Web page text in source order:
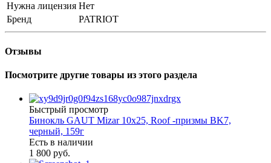
Нужна лицензия Нет
Бренд
PATRIOT
Отзывы
Посмотрите другие товары из этого раздела
Быстрый просмотр
Бинокль GAUT Mizar 10x25, Roof -призмы ВK7,
черный, 159г
Есть в наличии
1 800 руб.